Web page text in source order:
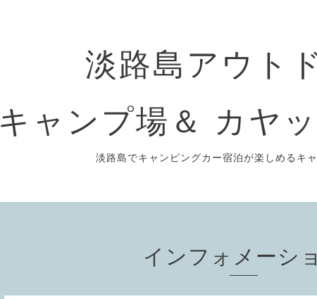
淡路島アウト
キャンプ場＆ カヤ
淡路島でキャンピングカー宿泊が楽しめるキ
インフォメーシ